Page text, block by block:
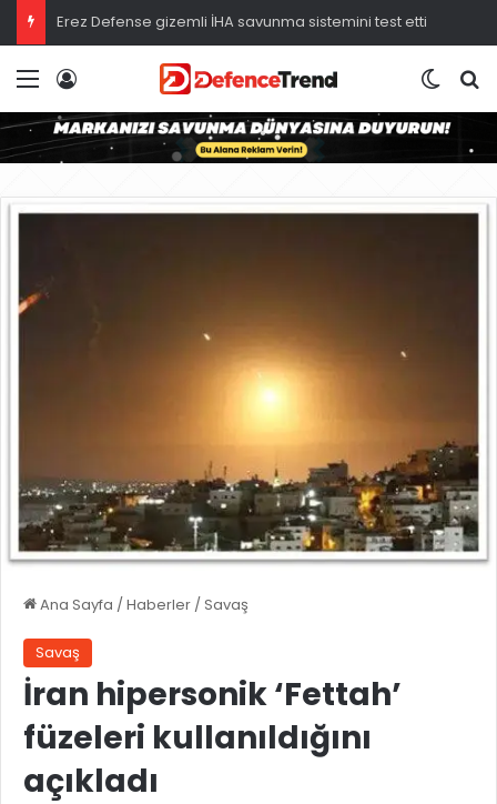
Erez Defense gizemli İHA savunma sistemini test etti
Menü Dış
Ana Sayfa /Haberler /Savaş
Savaş
İran hipersonik ‘Fettah’
füzeleri kullanıldığını
açıkladı